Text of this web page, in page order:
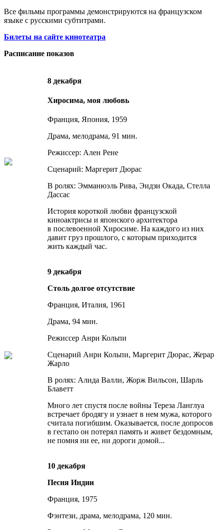
Все фильмы программы демонстрируются на французском
языке с русскими субтитрами.
Билеты на сайте кинотеатра
Расписание показов
8 декабря
Хиросима, моя любовь
Франция, Япония, 1959
Драма, мелодрама, 91 мин.
Режиссер: Ален Рене
Сценарий: Маргерит Дюрас
В ролях: Эмманюэль Рива, Эидзи Окада, Стелла
Дассас
История короткой любви французской
киноактрисы и японского архитектора
в послевоенной Хиросиме. На каждого из них
давит груз прошлого, с которым приходится
жить каждый час.
9 декабря
Столь долгое отсутствие
Франция, Италия, 1961
Драма, 94 мин.
Режиссер Анри Кольпи
Сценарий Анри Кольпи, Маргерит Дюрас, Жерар
Жарло
В ролях: Алида Валли, Жорж Вильсон, Шарль
Блаветт
Много лет спустя после войны Тереза Ланглуа
встречает бродягу и узнает в нем мужа, которого
считала погибшим. Оказывается, после допросов
в гестапо он потерял память и живет бездомным,
не помня ни ее, ни дороги домой...
10 декабря
Песня Индии
Франция, 1975
Фэнтези, драма, мелодрама, 120 мин.